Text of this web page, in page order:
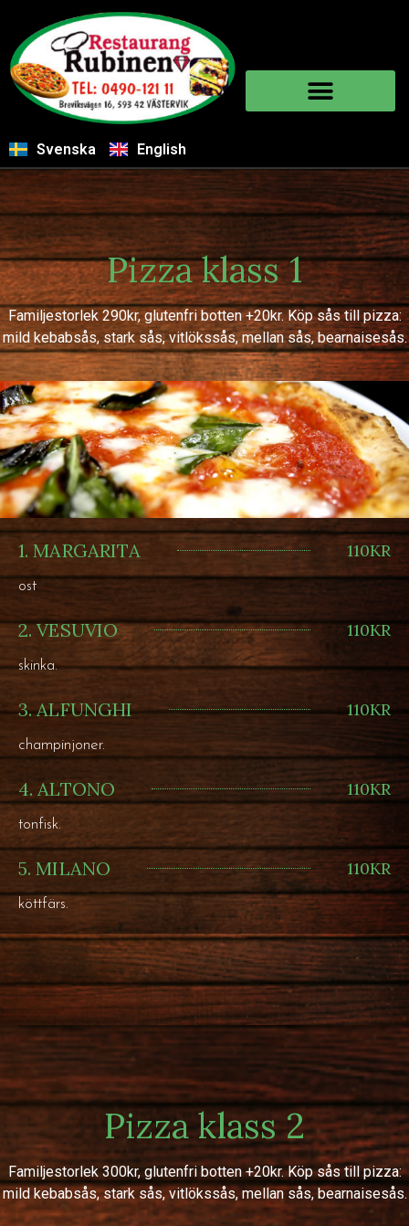
Svenska English
Pizza klass 1
Familjestorlek 290kr, glutenfri botten +20kr. Köp sås till pizza:
mild kebabsås, stark sås, vitlökssås, mellan sås, bearnaisesås.
1. MARGARITA 110KR
ost
2. VESUVIO 110KR
skinka.
3. ALFUNGHI 110KR
champinjoner.
4. ALTONO 110KR
tonfisk.
5. MILANO 110KR
köttfärs.
Pizza klass 2
Familjestorlek 300kr, glutenfri botten +20kr. Köp sås till pizza:
mild kebabsås, stark sås, vitlökssås, mellan sås, bearnaisesås.